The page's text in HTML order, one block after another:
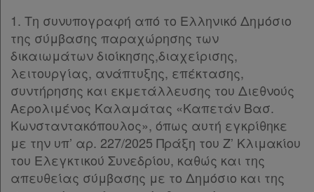
1. Τη συνυπογραφή από το Ελληνικό Δημόσιο
της σύμβασης παραχώρησης των
δικαιωμάτων διοίκησης,διαχείρισης,
λειτουργίας, ανάπτυξης, επέκτασης,
συντήρησης και εκμετάλλευσης του Διεθνούς
Αερολιμένος Καλαμάτας «Καπετάν Βασ.
Κωνσταντακόπουλος», όπως αυτή εγκρίθηκε
με την υπ’ αρ. 227/2025 Πράξη του Ζ’ Κλιμακίου
του Ελεγκτικού Συνεδρίου, καθώς και της
απευθείας σύμβασης με το Δημόσιο και της